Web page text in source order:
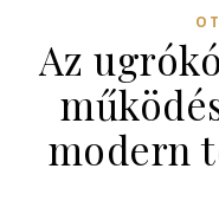
Az
modern